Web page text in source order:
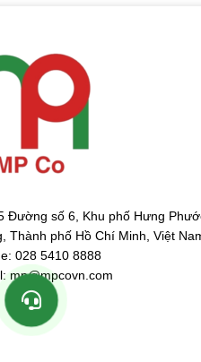
Đường số 6, Khu phố Hưng
Thành phố Hồ Chí Minh, Việt
028 5410 8888
mp@mpcovn.com